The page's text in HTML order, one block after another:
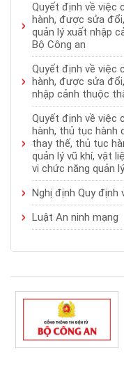
Quyết định về việc
hành, được sửa
quản lý xuất nhập
Bộ Công an
Quyết định về việc
hành, được sửa
nhập cảnh thuộc
Quyết định về việc
hành, thủ tục hành
thay thế, thủ tục
quản lý vũ khí, vật
vi chức năng quản
Nghị định Quy định
Luật An ninh mạng